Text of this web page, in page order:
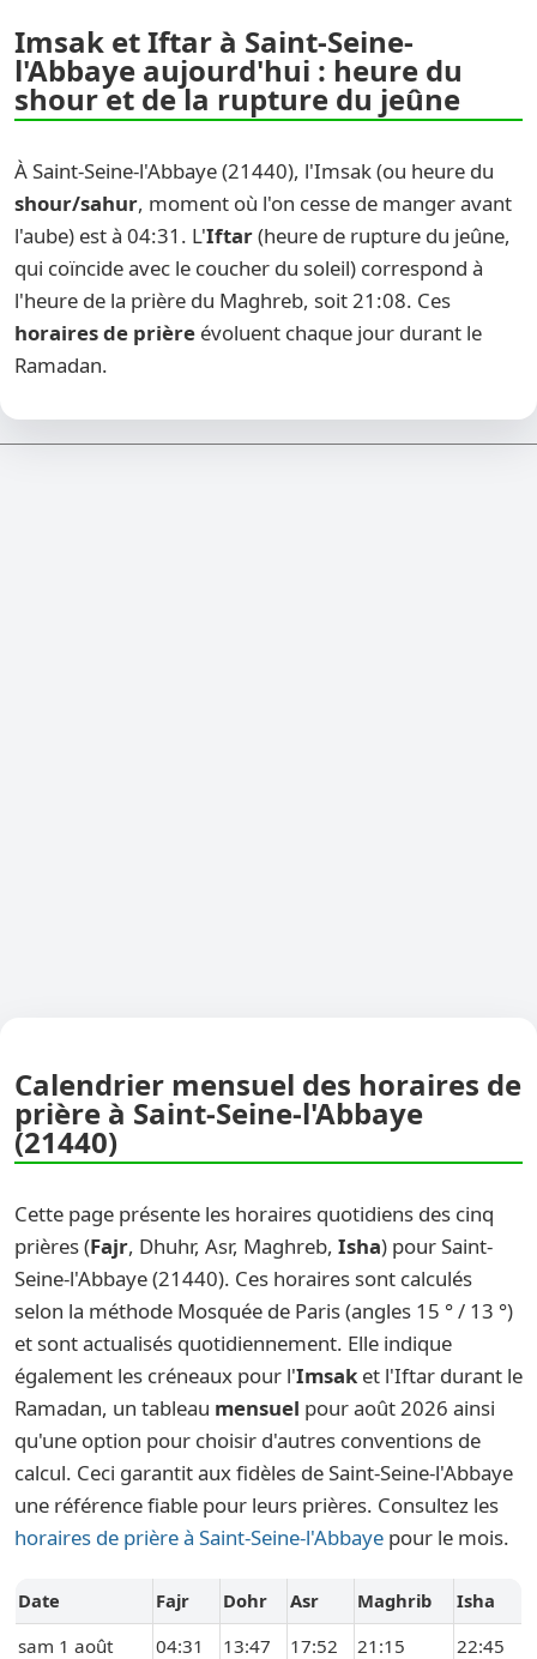
Imsak et Iftar à Saint-Seine-
l'Abbaye aujourd'hui : heure du
shour et de la rupture du jeûne
À Saint-Seine-l'Abbaye (21440), l'Imsak (ou heure du
shour/sahur, moment où l'on cesse de manger avant
l'aube) est à 04:31. L'Iftar(heure de rupture du jeûne,
qui coïncide avec le coucher du soleil) correspond à
l'heure de la prière du Maghreb, soit 21:08. Ces
horaires de prière évoluent chaque jour durant le
Ramadan.
Calendrier mensuel des horaires de
prière à Saint-Seine-l'Abbaye
(21440)
Cette page présente les horaires quotidiens des cinq
prières (Fajr, Dhuhr, Asr, Maghreb, Isha) pour Saint-
Seine-l'Abbaye (21440). Ces horaires sont calculés
selon la méthode Mosquée de Paris (angles 15 ° / 13 °)
et sont actualisés quotidiennement. Elle indique
également les créneaux pour l'Imsak et l'Iftar durant le
Ramadan, un tableau mensuel pour août 2026 ainsi
qu'une option pour choisir d'autres conventions de
calcul. Ceci garantit aux fidèles de Saint-Seine-l'Abbaye
une référence fiable pour leurs prières. Consultez les
horaires de prière à Saint-Seine-l'Abbaye pour le mois.
Date Fajr Dohr Asr Maghrib
Isha
sam 1 août
04:31 13:47 17:52 21:15 22:45